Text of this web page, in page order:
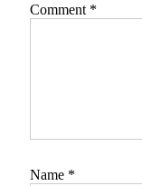
Comment *
Name *